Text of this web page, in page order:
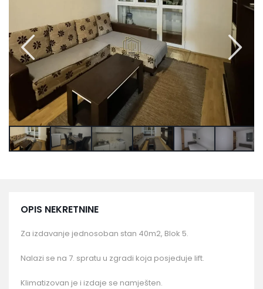
OPIS NEKRETNINE
Za izdavanje jednosoban stan 40m2, Blok 5.
Nalazi se na 7. spratu u zgradi koja posjeduje lift.
Klimatizovan je i izdaje se namješten.